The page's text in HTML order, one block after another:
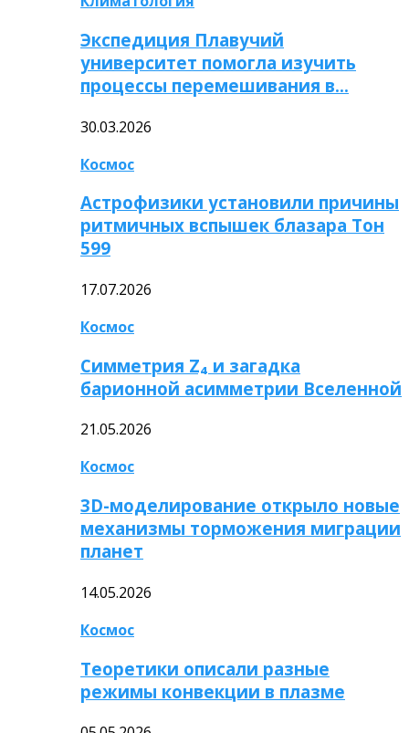
Экспедиция Плавучий
университет помогла изучить
процессы перемешивания в…
30.03.2026
Космос
Астрофизики установили причины
ритмичных вспышек блазара Тон
599
17.07.2026
Космос
Симметрия Z₄ и загадка
барионной асимметрии Вселенной
21.05.2026
Космос
3D-моделирование открыло новые
механизмы торможения миграции
планет
14.05.2026
Космос
Теоретики описали разные
режимы конвекции в плазме